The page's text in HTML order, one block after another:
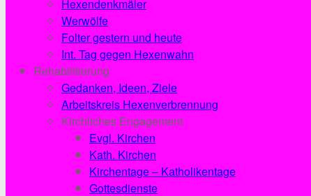
Hexendenkmäler
Werwölfe
Folter gestern und heute
Int. Tag gegen Hexenwahn
Rehabilitierung
Gedanken, Ideen, Ziele
Arbeitskreis Hexenverbrennung
Kirchliches Engagement
Evgl. Kirchen
Kath. Kirchen
Kirchentage – Katholikentage
Gottesdienste